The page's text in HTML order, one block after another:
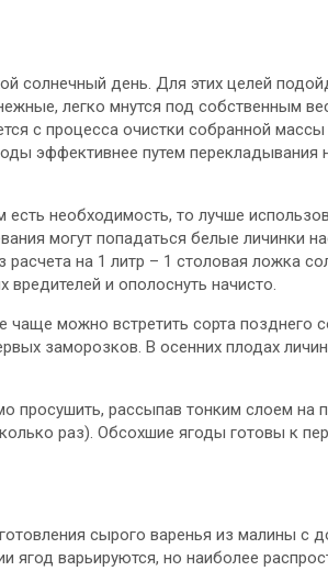
солнечный день. Для этих целей
легко мнутся под собственным
с процесса очистки собранной
эффективнее путем
необходимость, то лучше
могут попадаться белые личинки
на 1 литр – 1 столовая ложка
вредителей и ополоснуть начисто.
чаще можно встретить сорта позднего
заморозков. В осенних плодах
просушить, рассыпав тонким слоем на
раз). Обсохшие ягоды готовы к
сырого варенья из малины с
варьируются, но наиболее